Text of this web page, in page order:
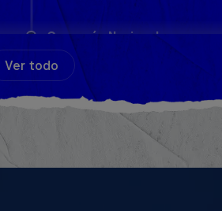
Campeón Nacional
España
2009
Ver todo